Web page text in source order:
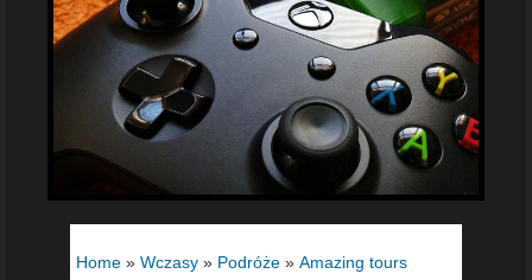
Home » Wczasy » Podróże » Amazing tours